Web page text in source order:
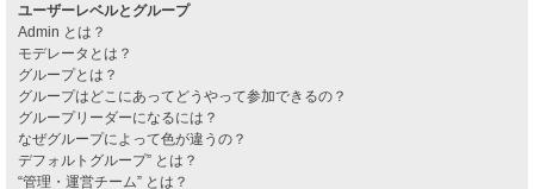
ユーザーレベルとグループ
Admin とは？
モデレータとは？
グループとは？
グループはどこにあってどうやって参加できるの？
グループリーダーになるには？
なぜグループによって色が違うの？
デフォルトグループ” とは？
“管理・運営チーム” とは？